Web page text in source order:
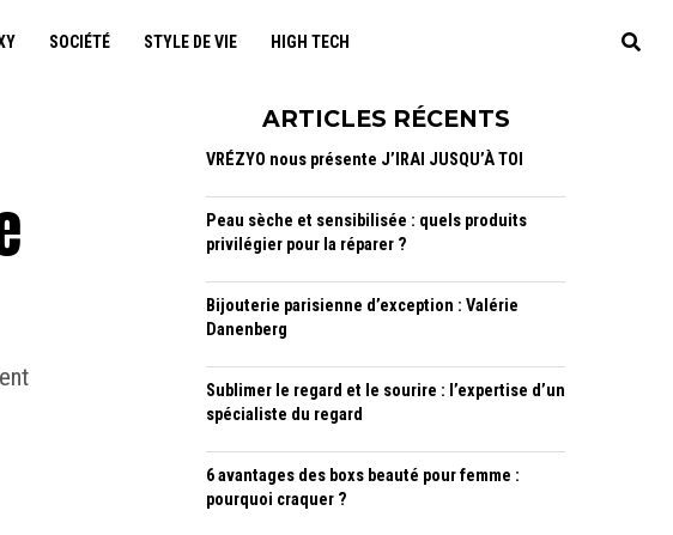
SOCIÉTÉ STYLE DE VIE HIGH TECH
ARTICLES RÉCENTS
VRÉZYO nous présente J’IRAI JUSQU’À TOI
Peau sèche et sensibilisée : quels produits
privilégier pour la réparer ?
Bijouterie parisienne d’exception : Valérie
Danenberg
Sublimer le regard et le sourire : l’expertise d’un
spécialiste du regard
6 avantages des boxs beauté pour femme :
pourquoi craquer ?